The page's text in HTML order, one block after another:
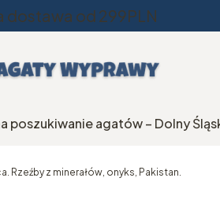
dostawa od 299PLN
poszukiwanie agatów – Dolny
Rzeźby z minerałów, onyks, Pakistan.